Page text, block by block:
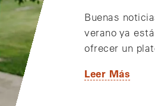
Buenas
verano ya
ofrecer un
Leer Más